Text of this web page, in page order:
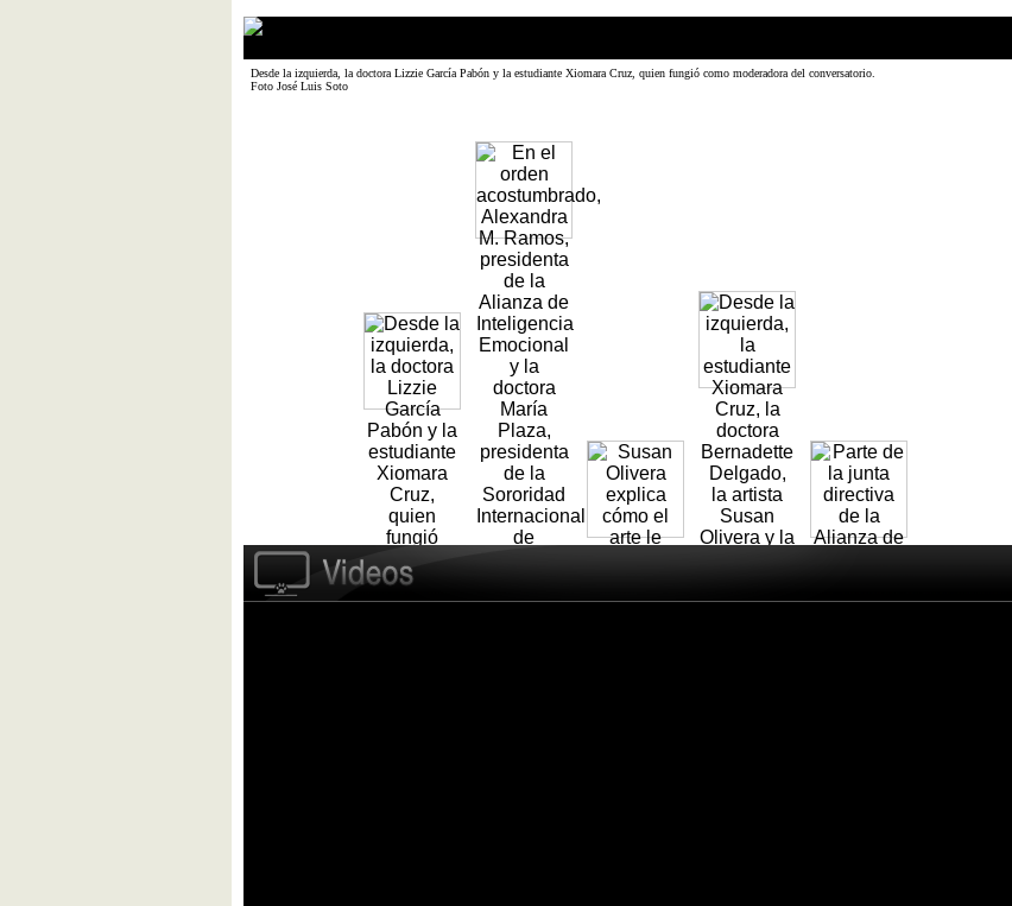
Desde la izquierda, la doctora Lizzie García Pabón y la estudiante Xiomara Cruz, quien fungió como moderadora del conversatorio.
Foto José Luis Soto